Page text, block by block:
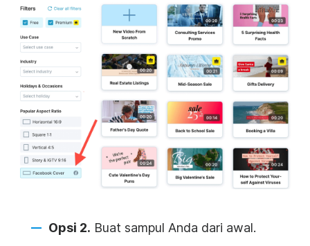
Opsi 2. Buat sampul Anda dari awal.